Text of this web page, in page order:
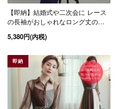
【即納】結婚式や二次会に レース
の長袖がおしゃれなロング丈のき
れいめパンツドレス 2色
5,380円(内税)
即納